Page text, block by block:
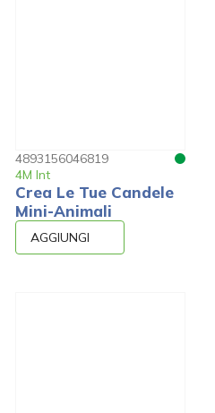
4893156046819
4M Int
Crea Le Tue Candele
Mini-Animali
AGGIUNGI